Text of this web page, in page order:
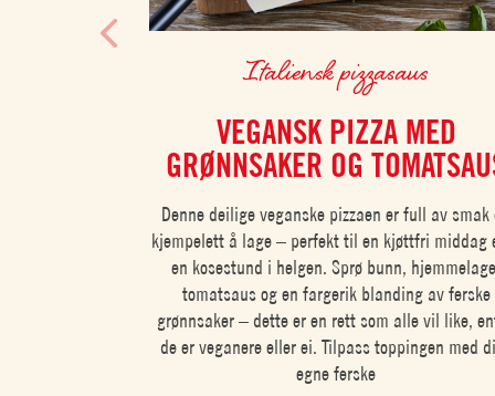
Italiensk pizzasaus
VEGANSK PIZZA MED
GRØNNSAKER OG
Denne deilige veganske pizzaen er full av smak
kjempelett å lage – perfekt til en kjøttfri middag
en kosestund i helgen. Sprø bunn,
tomatsaus og en fargerik blanding av ferske
grønnsaker – dette er en rett som alle vil like,
de er veganere eller ei. Tilpass toppingen med
egne ferske